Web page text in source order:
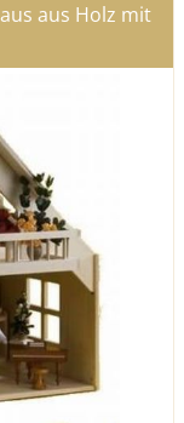
aus Holz mit